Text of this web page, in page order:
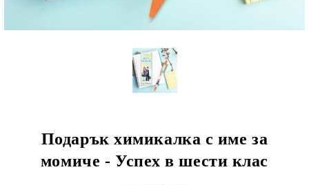
Подарък химикалка с име за
момиче - Успех в шести клас